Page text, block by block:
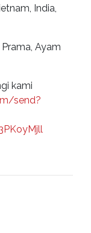
India,
Ayam
kami
send?